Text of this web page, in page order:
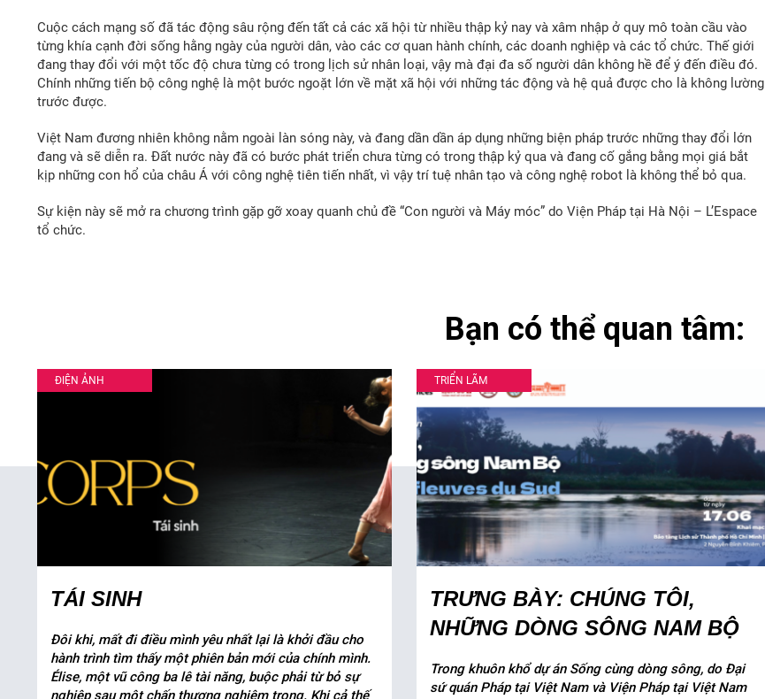
Cuộc cách mạng số đã tác động sâu rộng đến tất cả các xã hội từ nhiều thập kỷ nay và xâm nhập ở quy mô toàn cầu vào
từng khía cạnh đời sống hằng ngày của người dân, vào các cơ quan hành chính, các doanh nghiệp và các tổ chức. Thế giới
đang thay đổi với một tốc độ chưa từng có trong lịch sử nhân loại, vậy mà đại đa số người dân không hề để ý đến điều đó.
Chính những tiến bộ công nghệ là một bước ngoặt lớn về mặt xã hội với những tác động và hệ quả được cho là không lường
trước được.
Việt Nam đương nhiên không nằm ngoài làn sóng này, và đang dần dần áp dụng những biện pháp trước những thay đổi lớn
đang và sẽ diễn ra. Đất nước này đã có bước phát triển chưa từng có trong thập kỷ qua và đang cố gắng bằng mọi giá bắt
kịp những con hổ của châu Á với công nghệ tiên tiến nhất, vì vậy trí tuệ nhân tạo và công nghệ robot là không thể bỏ qua.
Sự kiện này sẽ mở ra chương trình gặp gỡ xoay quanh chủ đề “Con người và Máy móc” do Viện Pháp tại Hà Nội – L’Espace
tổ chức.
Bạn có thể quan tâm:
ĐIỆN ẢNH
TÁI SINH
Đôi khi, mất đi điều mình yêu nhất lại là khởi đầu cho
hành trình tìm thấy một phiên bản mới của chính mình.
Élise, một vũ công ba lê tài năng, buộc phải từ bỏ sự
nghiệp sau một chấn thương nghiêm trọng. Khi cả thế
TRIỂN LÃM
TRƯNG BÀY: CHÚNG TÔI,
NHỮNG DÒNG SÔNG NAM BỘ
Trong khuôn khổ dự án Sống cùng dòng sông, do Đại
sứ quán Pháp tại Việt Nam và Viện Pháp tại Việt Nam